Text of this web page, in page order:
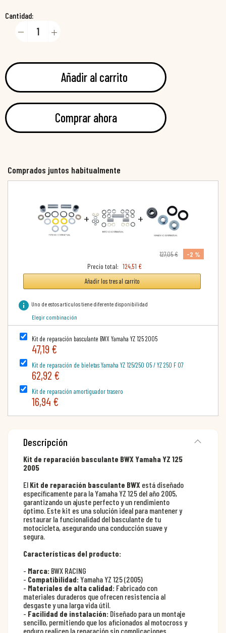
Cantidad:
Añadir al carrito
Comprar ahora
Comprados juntos habitualmente
+ +
127,05 €
-2 %
Precio total: 124,51 €
Añadir los tres al carrito
info Uno de estos artículos tiene diferente disponibilidad
Elegir combinación
Kit de reparación basculante BWX Yamaha YZ 125 2005
47,19 €
Kit de reparación de bieletas Yamaha YZ 125/250 05 / YZ 250 F 07
62,92 €
Kit de reparación amortiguador trasero
16,94 €
Descripción
Kit de reparación basculante BWX Yamaha YZ 125
2005
El Kit de reparación basculante BWX está diseñado
específicamente para la Yamaha YZ 125 del año 2005,
garantizando un ajuste perfecto y un rendimiento
óptimo. Este kit es una solución ideal para mantener y
restaurar la funcionalidad del basculante de tu
motocicleta, asegurando una conducción suave y
segura.
Características del producto:
- Marca: BWX RACING
- Compatibilidad: Yamaha YZ 125 (2005)
- Materiales de alta calidad: Fabricado con
materiales duraderos que ofrecen resistencia al
desgaste y una larga vida útil.
- Facilidad de instalación: Diseñado para un montaje
sencillo, permitiendo que los aficionados al motocross y
enduro realicen la reparación sin complicaciones.